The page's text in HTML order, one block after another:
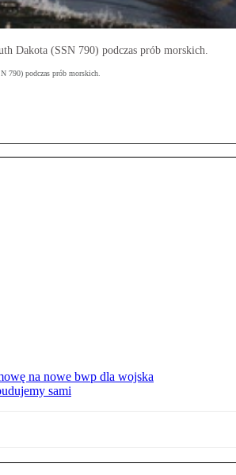
Dakota (SSN 790) podczas prób morskich.
790) podczas prób morskich.
na nowe bwp dla wojska
sami